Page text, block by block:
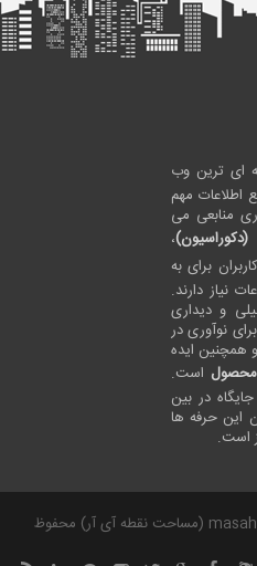
ای ترین وب
مهم
منابعی می
،
برای به
نیاز دارند.
و دیداری
نوآوری در
همچنین ایده
است.
در بین
این حرفه ها
است.
تمامی حقوق این وب‌سایت برای masahat.ir (مساحت نقطه آی آر) محفوظ